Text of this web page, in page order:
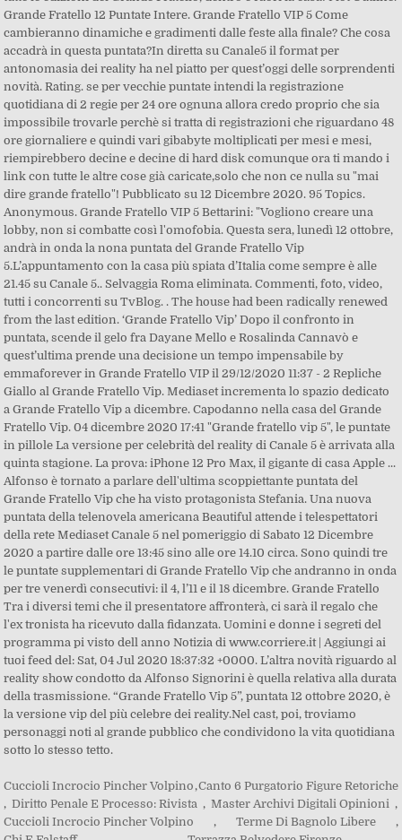
Cuccioli Incrocio Pincher Volpino ,Canto 6 Purgatorio Figure Retoriche
, Diritto Penale E Processo: Rivista , Master Archivi Digitali Opinioni ,
Cuccioli Incrocio Pincher Volpino
, Terme Di Bagnolo Libere
,